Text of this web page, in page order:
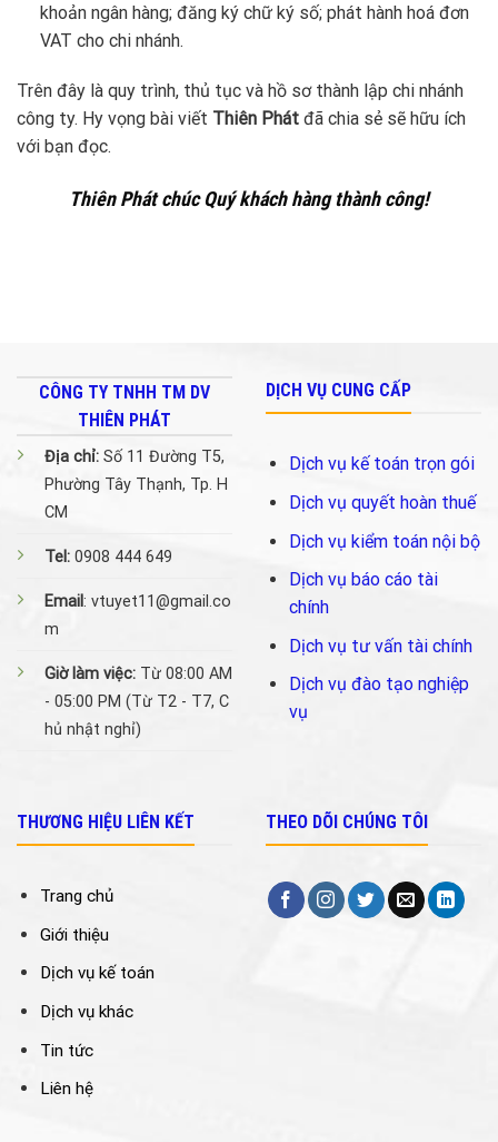
khoản ngân hàng; đăng ký chữ ký số; phát hành hoá đơn
VAT cho chi nhánh.
Trên đây là quy trình, thủ tục và hồ sơ thành lập chi nhánh
công ty. Hy vọng bài viết Thiên Phát đã chia sẻ sẽ hữu ích
với bạn đọc.
Thiên Phát chúc Quý khách hàng thành công!
CÔNG TY TNHH TM DV
THIÊN PHÁT
Địa chỉ: Số 11 Đường T5,
Phường Tây Thạnh, Tp. H
CM
Tel: 0908 444 649
Email: vtuyet11@gmail.co
m
Giờ làm việc: Từ 08:00 AM
- 05:00 PM (Từ T2 - T7, C
hủ nhật nghỉ)
DỊCH VỤ CUNG CẤP
Dịch vụ kế toán trọn gói
Dịch vụ quyết hoàn thuế
Dịch vụ kiểm toán nội bộ
Dịch vụ báo cáo tài
chính
Dịch vụ tư vấn tài chính
Dịch vụ đào tạo nghiệp
vụ
THƯƠNG HIỆU LIÊN KẾT
Trang chủ
Giới thiệu
Dịch vụ kế toán
Dịch vụ khác
Tin tức
Liên hệ
THEO DÕI CHÚNG TÔI